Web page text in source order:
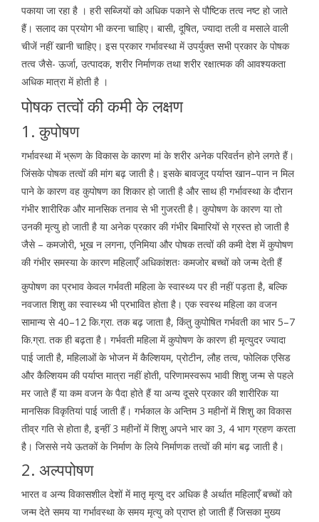
पकाया जा रहा है । हरी सब्जियों को अधिक पकाने से पौष्टिक तत्व नष्ट हो जाते
हैं। सलाद का प्रयोग भी करना चाहिए। बासी, दूषित, ज्यादा तली व मसाले वाली
चीजें नहीं खानी चाहिए। इस प्रकार गर्भावस्था में उपर्युक्त सभी प्रकार के पोषक
तत्व जैसे- ऊर्जा, उत्पादक, शरीर निर्माणक तथा शरीर रक्षात्मक की आवश्यकता
अधिक मात्रा में होती है ।
पोषक तत्वों की कमी के लक्षण
1. कुपोषण
गर्भावस्था में भ्रूण के विकास के कारण मां के शरीर अनेक परिवर्तन होने लगते हैं।
जिंसके पोषक तत्वों की मांग बढ़ जाती है। इसके बावजूद पर्याप्त खान–पान न मिल
पाने के कारण वह कुपोषण का शिकार हो जाती है और साथ ही गर्भावस्था के दौरान
गंभीर शारीरिक और मानसिक तनाव से भी गुजरती है। कुपोषण के कारण या तो
उनकी मृत्यु हो जाती है या अनेक प्रकार की गंभीर बिमारियों से ग्रस्त हो जाती है
जैसे – कमजोरी, भूख न लगना, एनिमिया और पोषक तत्वों की कमी देश में कुपोषण
की गंभीर समस्या के कारण महिलाएँ अधिकांशतः कमजोर बच्चों को जन्म देती हैं
कुपोषण का प्रभाव केवल गर्भवती महिला के स्वास्थ्य पर ही नहीं पड़ता है, बल्कि
नवजात शिशु का स्वास्थ्य भी प्रभावित होता है। एक स्वस्थ महिला का वजन
सामान्य से 40–12 कि.ग्रा. तक बढ़ जाता है, किंतु कुपोषित गर्भवती का भार 5–7
कि.ग्रा. तक ही बढ़ता है। गर्भवती महिला में कुपोषण के कारण ही मृत्युदर ज्यादा
पाई जाती है, महिलाओं के भोजन में कैल्शियम, प्रोटीन, लौह तत्व, फोलिक एसिड
और कैल्शियम की पर्याप्त मात्रा नहीं होती, परिणामस्वरूप भावी शिशु जन्म से पहले
मर जाते हैं या कम वजन के पैदा होते हैं या अन्य दूसरे प्रकार की शारीरिक या
मानसिक विकृतियां पाई जाती हैं। गर्भकाल के अन्तिम 3 महीनों में शिशु का विकास
तीव्र गति से होता है, इन्हीं 3 महीनों में शिशु अपने भार का 3, 4 भाग ग्रहण करता
है। जिससे नये ऊतकों के निर्माण के लिये निर्माणक तत्वों की मांग बढ़ जाती है।
2. अल्पपोषण
भारत व अन्य विकासशील देशों में मातृ मृत्यु दर अधिक है अर्थात महिलाएँ बच्चों को
जन्म देते समय या गर्भावस्था के समय मृत्यु को प्राप्त हो जाती हैं जिसका मुख्य